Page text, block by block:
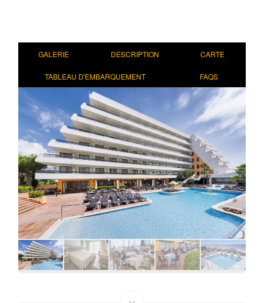
GALERIE DESCRIPTION CARTE
TABLEAU D'EMBARQUEMENT FAQS